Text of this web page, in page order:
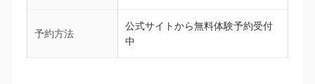
予約方法
公式サイトから無料体験予約受付
中